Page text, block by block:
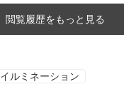
閲覧履歴をもっと見る
イルミネーション